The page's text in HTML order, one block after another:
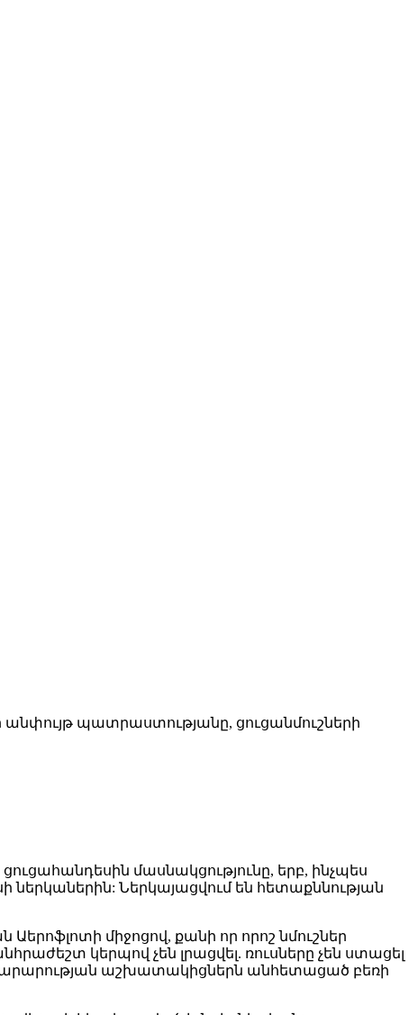
անփույթ պատրաստությանը, ցուցանմուշների
մասնակցությունը, երբ, ինչպես
ներկաներին: Ներկայացվում են հետաքննության
Աերոֆլոտի միջոցով, քանի որ որոշ նմուշներ
կերպով չեն լրացվել. ռուսները չեն ստացել
աշխատակիցներն անհետացած բեռի